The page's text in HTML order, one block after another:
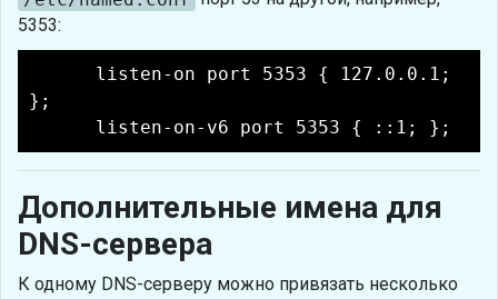
5353:
listen-on port 5353 { 127.0.0.1;
};
listen-on-v6 port 5353 { ::1; };
Дополнительные имена для
DNS-сервера
К одному DNS-серверу можно привязать несколько